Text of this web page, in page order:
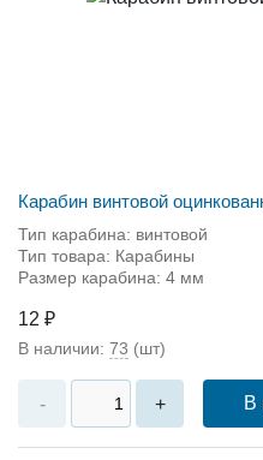
Карабин винтовой
Тип карабина: винтовой
Тип товара: Карабины
Размер карабина: 4 мм
12 ₽
В наличии: 73 (шт)
- + В